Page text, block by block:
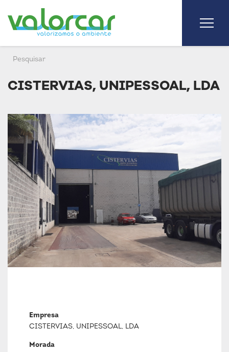
CISTERVIAS, UNIPESSOAL, LDA
Empresa
CISTERVIAS, UNIPESSOAL, LDA
Morada